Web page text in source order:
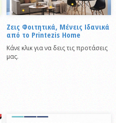
Ζεις Φοιτητικά, Μένεις Ιδανικά
από το Printezis Home
Κάνε κλικ για να δεις τις προτάσεις
μας.